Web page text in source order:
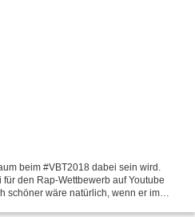
beim #VBT2018 dabei sein wird.
den Rap-Wettbewerb auf Youtube
schöner wäre natürlich, wenn er im